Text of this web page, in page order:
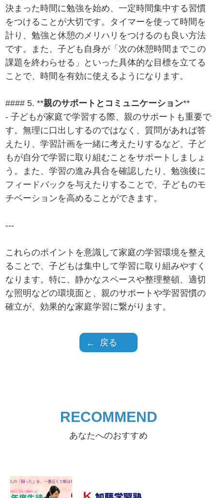
決まった時間に勉強を始め、一定時間集中する習慣
をつけることが大切です。タイマーを使って時間を
計り、勉強と休憩のメリハリをつけるのも良い方法
です。また、子ども自身が「次の休憩時間までこの
課題を終わらせる」といった具体的な目標を立てる
ことで、時間を有効に使えるようになります。
#### 5. **親のサポートとコミュニケーション**
- 子どもが家庭で学習する際、親のサポートも重要で
す。無理に口出しするのではなく、質問があれば答
えたり、学習計画を一緒に考えたりするなど、子ど
もが自分で学習に取り組むことをサポートしましょ
う。また、学習の進み具合を確認したり、勉強後に
フィードバックを与えたりすることで、子どものモ
チベーションを高めることができます。
---
これらのポイントを意識して家庭の学習環境を整え
ることで、子どもは集中して学習に取り組みやすく
なります。特に、静かなスペースや整理整頓、適切
な照明などの環境面と、親のサポートや学習習慣の
確立が、効果的な家庭学習に繋がります。
戻る
RECOMMEND
あなたへのおすすめ